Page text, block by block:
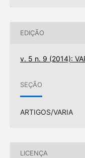
EDIÇÃO
v. 5 n. 9 (2014):
SEÇÃO
ARTIGOS/VARIA
LICENÇA